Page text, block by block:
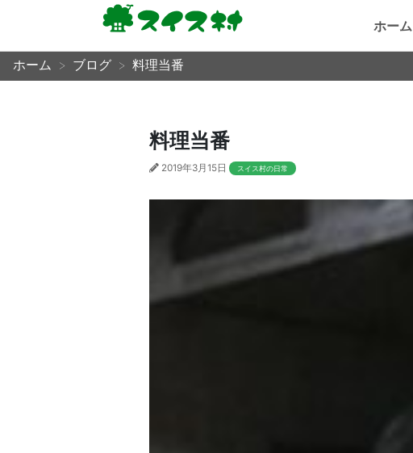
ホーム
ホーム ブログ 料理当番
料理当番
2019年3月15日 スイス村の日常